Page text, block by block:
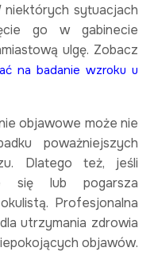
niektórych sytuacjach
go w gabinecie
ulgę. Zobacz
na badanie wzroku u
objawowe może nie
poważniejszych
Dlatego też, jeśli
się lub pogarsza
Profesjonalna
utrzymania zdrowia
objawów.